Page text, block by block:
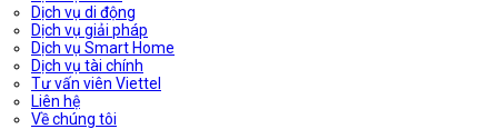
Dịch vụ di động
Dịch vụ giải pháp
Dịch vụ Smart Home
Dịch vụ tài chính
Tư vấn viên Viettel
Liên hệ
Về chúng tôi